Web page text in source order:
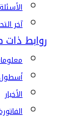
آخر
روابط ذات
أسطول
الأخبار